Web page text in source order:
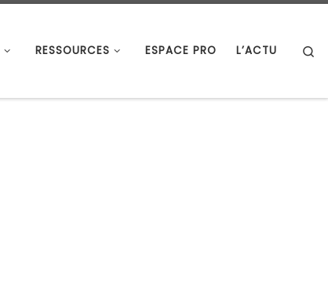
RESSOURCES ESPACE PRO L’ACTU